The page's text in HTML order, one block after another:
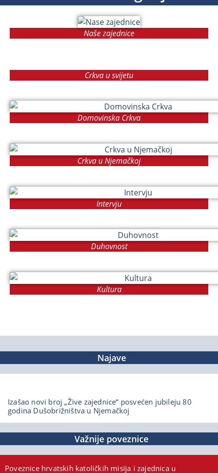
Naše zajednice
Crkva u svijetu
Domovinska Crkva
Crkva u Njemačkoj
Intervju
Duhovnost
Kultura
Najave
Izašao novi broj „Žive zajednice“ posvećen jubileju 80
godina Dušobrižništva u Njemačkoj
Važnije poveznice
Poveznice hrvatskih katoličkih misija i zajednica u